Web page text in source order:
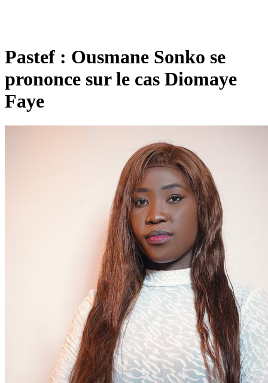
Pastef : Ousmane Sonko se
prononce sur le cas Diomaye
Faye